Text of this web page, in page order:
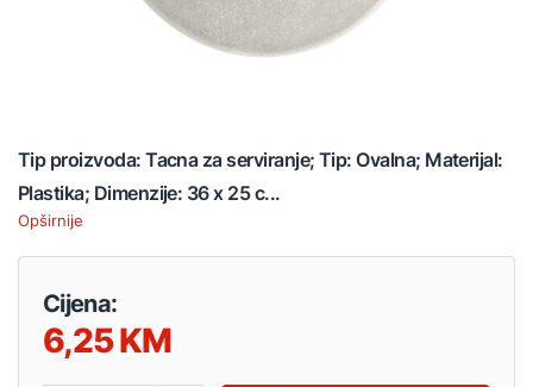
Tip proizvoda: Tacna za serviranje; Tip: Ovalna; Materijal:
Plastika; Dimenzije: 36 x 25 c...
Opširnije
Cijena:
6,25